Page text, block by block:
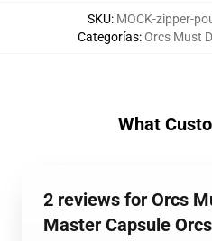
SKU: MOCK-zipper-
Categorías:Orcs Must
What
2 reviews for Orcs
Master Capsule